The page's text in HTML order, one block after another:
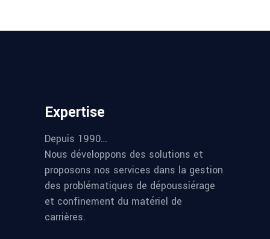
Expertise
Depuis 1990…
Nous développons des solutions et
proposons nos services dans la gestion
des problématiques de dépoussiérage
et confinement du matériel de
carrières.